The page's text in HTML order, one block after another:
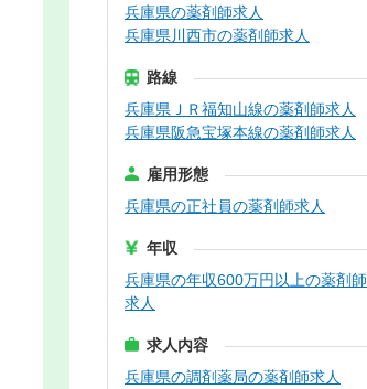
兵庫県の薬剤師求人
兵庫県川西市の薬剤師求人
路線
兵庫県ＪＲ福知山線の薬剤師求人
兵庫県阪急宝塚本線の薬剤師求人
雇用形態
兵庫県の正社員の薬剤師求人
年収
兵庫県の年収600万円以上の薬剤師
求人
求人内容
兵庫県の調剤薬局の薬剤師求人